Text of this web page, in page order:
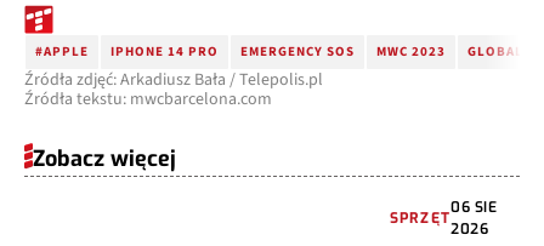
#APPLE IPHONE 14 PRO EMERGENCY SOS MWC 2023 GLOBAL
Źródła zdjęć: Arkadiusz Bała / Telepolis.pl
Źródła tekstu: mwcbarcelona.com
Zobacz więcej
SPRZĘT
06 SIE
2026